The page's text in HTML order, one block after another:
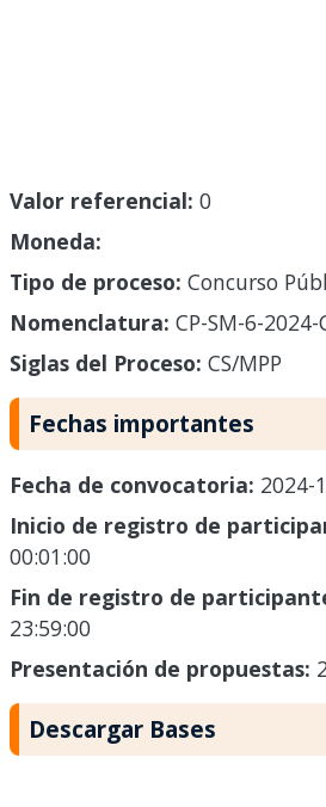
Valor referencial: 0
Moneda:
Tipo de proceso: Concurso
Nomenclatura: CP-SM-6-2024-
Siglas del Proceso: CS/MPP
Fechas importantes
Fecha de convocatoria: 2024-
Inicio de registro de
00:01:00
Fin de registro de
23:59:00
Presentación de propuestas:
Descargar Bases